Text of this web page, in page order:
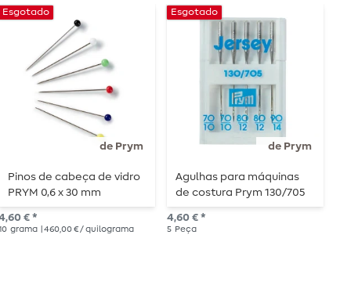
de Prym
Esgotado
Pinos de cabeça de vidro
PRYM 0,6 x 30 mm
€ *
grama | 460,00 € / quilograma
de Prym
Esgotado
Agulhas para máquinas
de costura Prym 130/705
"Jersey" - 70-90 - 5 peças
4,60 € *
5 Peça